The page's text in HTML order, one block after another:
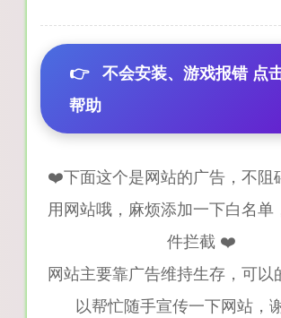
👉 不会安装、游戏报错 点
帮助
❤️下面这个是网站的广告，不阻
用网站哦，麻烦添加一下白名单
件拦截 ❤️
网站主要靠广告维持生存，可以
以帮忙随手宣传一下网站，